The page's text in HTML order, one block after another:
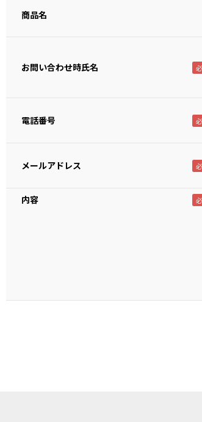
商品名
お問い合わせ時氏名
電話番号
メールアドレス
内容